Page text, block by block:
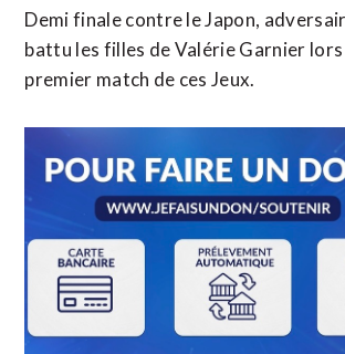
Demi finale contre le Japon,
battu les filles de Valérie Garnier lors
premier match de ces Jeux.